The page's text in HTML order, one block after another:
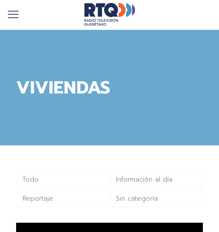
VIVIENDAS
Todo Información al día
Reportaje Sin categoría